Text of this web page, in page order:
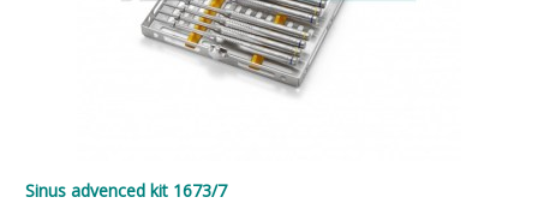
Sinus advenced kit 1673/7